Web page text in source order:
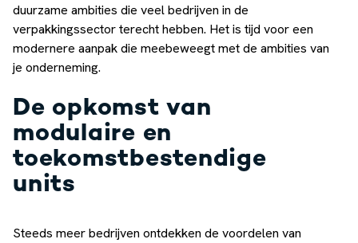
duurzame ambities die veel bedrijven in de
verpakkingssector terecht hebben. Het is tijd voor een
modernere aanpak die meebeweegt met de ambities van
je onderneming.
De opkomst van
modulaire en
toekomstbestendige
units
Steeds meer bedrijven ontdekken de voordelen van